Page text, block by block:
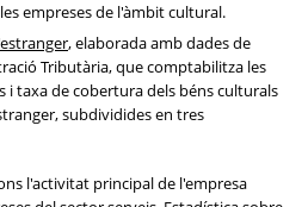
empreses de l'àmbit cultural.
, elaborada amb dades de
Tributària, que comptabilitza les
taxa de cobertura dels béns culturals
subdividides en tres
l'activitat principal de l'empresa